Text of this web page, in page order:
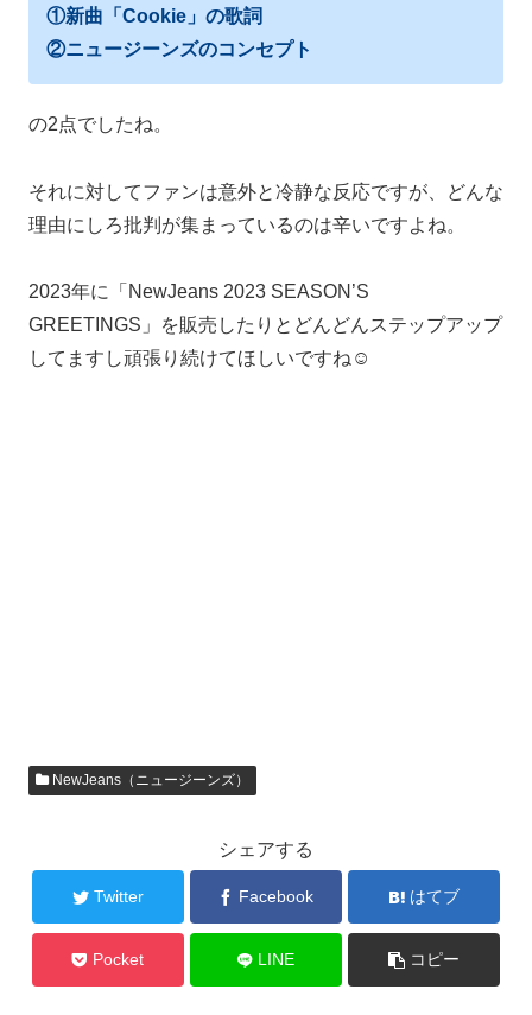
①新曲「Cookie」の歌詞
②ニュージーンズのコンセプト
の2点でしたね。
それに対してファンは意外と冷静な反応ですが、どんな
理由にしろ批判が集まっているのは辛いですよね。
2023年に「NewJeans 2023 SEASON’S
GREETINGS」を販売したりとどんどんステップアップ
してますし頑張り続けてほしいですね☺
NewJeans（ニュージーンズ）
シェアする
Twitter Facebook はてブ
Pocket LINE コピー